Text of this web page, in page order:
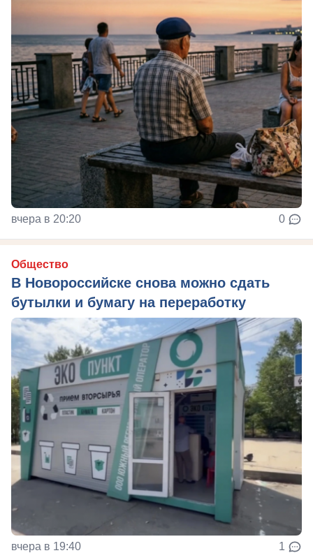
вчера в 20:20 0
Общество
В Новороссийске снова можно сдать
бутылки и бумагу на переработку
вчера в 19:40 1